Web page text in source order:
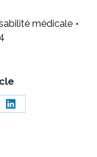
médicale
Share